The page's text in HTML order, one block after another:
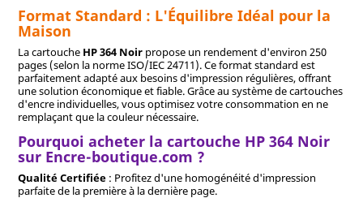
Format Standard : L'Équilibre Idéal pour la
Maison
La cartouche HP 364 Noirpropose un rendement d'environ 250
pages (selon la norme ISO/IEC 24711). Ce format standard est
parfaitement adapté aux besoins d'impression régulières, offrant
une solution économique et fiable. Grâce au système de cartouches
d'encre individuelles, vous optimisez votre consommation en ne
remplaçant que la couleur nécessaire.
Pourquoi acheter la cartouche HP 364 Noir
sur Encre-boutique.com ?
Qualité Certifiée: Profitez d'une homogénéité d'impression
parfaite de la première à la dernière page.